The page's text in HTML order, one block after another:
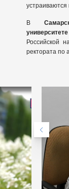
В
университете
Российской
ректората по